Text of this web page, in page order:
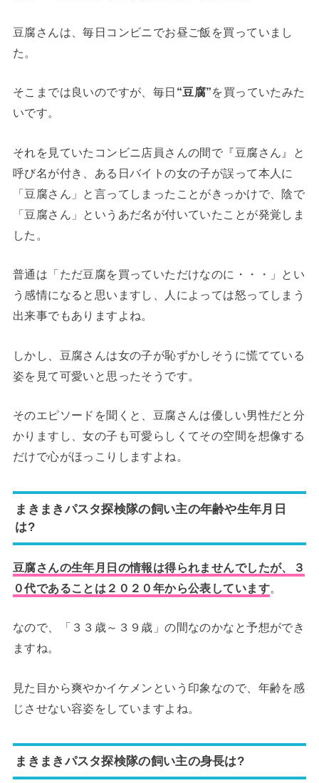
豆腐さんは、毎日コンビニでお昼ご飯を買っていまし
た。
そこまでは良いのですが、毎日 “豆腐”を買っていたみた
いです。
それを見ていたコンビニ店員さんの間で『豆腐さん』と
呼び名が付き、ある日バイトの女の子が誤って本人に
「豆腐さん」と言ってしまったことがきっかけで、陰で
「豆腐さん」というあだ名が付いていたことが発覚しま
した。
普通は「ただ豆腐を買っていただけなのに・・・」とい
う感情になると思いますし、人によっては怒ってしまう
出来事でもありますよね。
しかし、豆腐さんは女の子が恥ずかしそうに慌てている
姿を見て可愛いと思ったそうです。
そのエピソードを聞くと、豆腐さんは優しい男性だと分
かりますし、女の子も可愛らしくてその空間を想像する
だけで心がほっこりしますよね。
まきまきパスタ探検隊の飼い主の年齢や生年月日
は?
豆腐さんの生年月日の情報は得られませんでしたが、３
０代であることは２０２０年から公表しています。
なので、「３３歳～３９歳」の間なのかなと予想ができ
ますね。
見た目から爽やかイケメンという印象なので、年齢を感
じさせない容姿をしていますよね。
まきまきパスタ探検隊の飼い主の身長は?